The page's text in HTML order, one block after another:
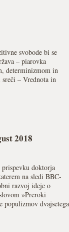
svobode bi se
– piarovka
determinizmom in
– Vrednota in
2018
doktorja
na sledi BBC-
razvoj ideje o
»Preroki
populizmov dvajsetega